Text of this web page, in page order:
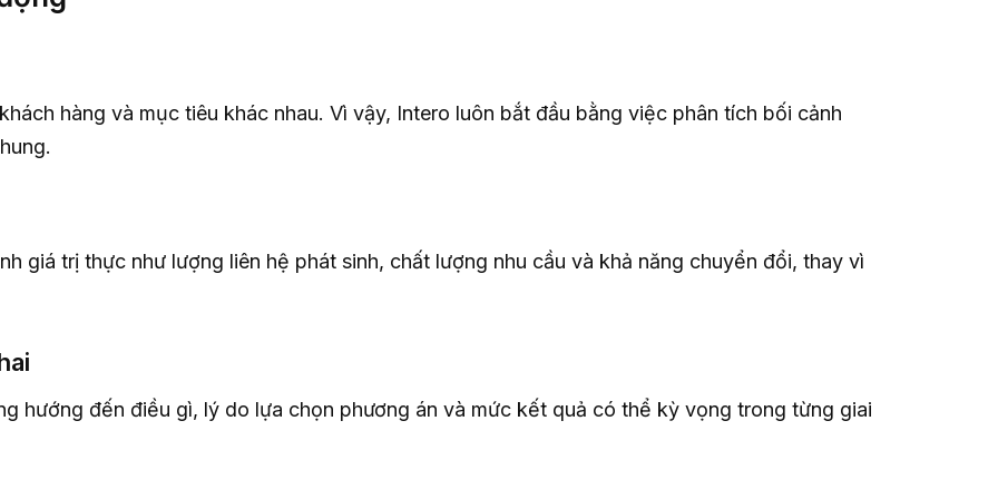
hàng và mục tiêu khác nhau. Vì vậy, Intero luôn bắt đầu bằng việc phân tích bối cảnh
giá trị thực như lượng liên hệ phát sinh, chất lượng nhu cầu và khả năng chuyển đổi, thay vì
hướng đến điều gì, lý do lựa chọn phương án và mức kết quả có thể kỳ vọng trong từng giai